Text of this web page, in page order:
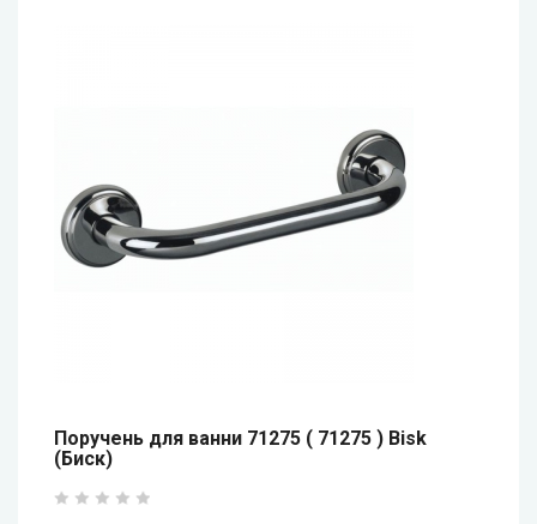
Поручень для ванни 71275 ( 71275 ) Bisk
(Биск)